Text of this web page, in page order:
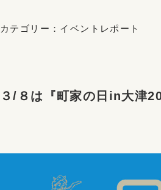
カテゴリー： イベントレポート
３/８は『町家の日in大津